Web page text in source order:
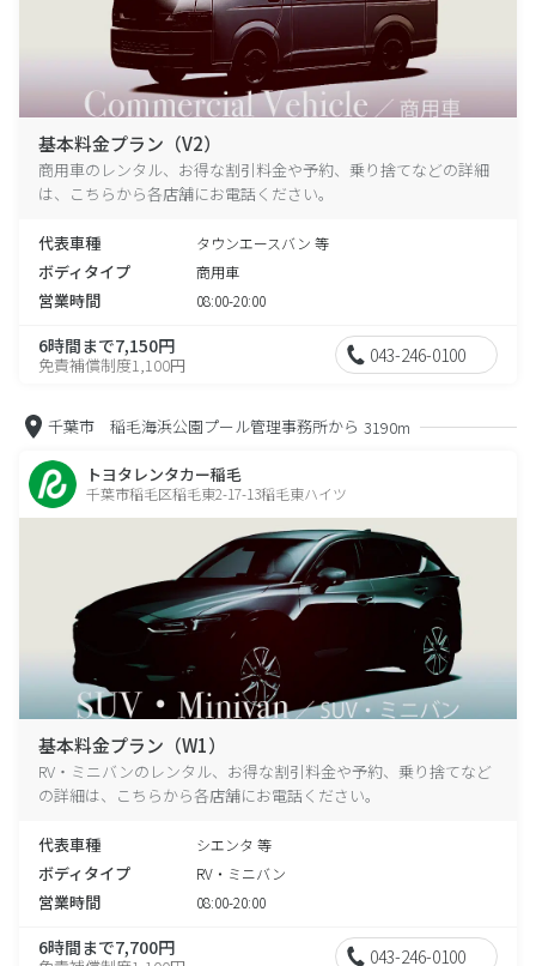
基本料金プラン（V2）
商用車のレンタル、お得な割引料金や予約、乗り捨てなどの詳細
は、こちらから各店舗にお電話ください。
代表車種 タウンエースバン 等
ボディタイプ 商用車
営業時間 08:00-20:00
6時間まで7,150円
免責補償制度1,100円 043-246-0100
千葉市 稲毛海浜公園プール管理事務所から 3190m
トヨタレンタカー稲毛
千葉市稲毛区稲毛東2-17-13稲毛東ハイツ
基本料金プラン（W1）
RV・ミニバンのレンタル、お得な割引料金や予約、乗り捨てなど
の詳細は、こちらから各店舗にお電話ください。
代表車種 シエンタ 等
ボディタイプ RV・ミニバン
営業時間 08:00-20:00
6時間まで7,700円 043-246-0100